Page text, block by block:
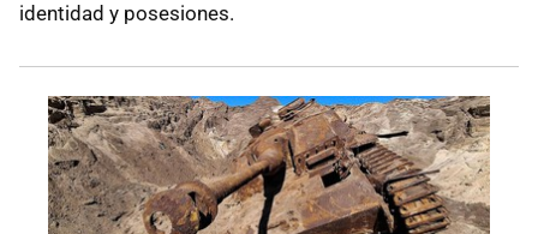
identidad y posesiones.